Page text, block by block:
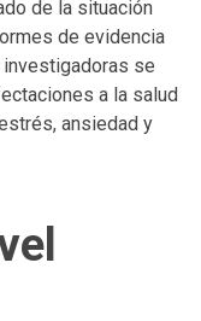
de la situación
de evidencia
se
a la salud
ansiedad y